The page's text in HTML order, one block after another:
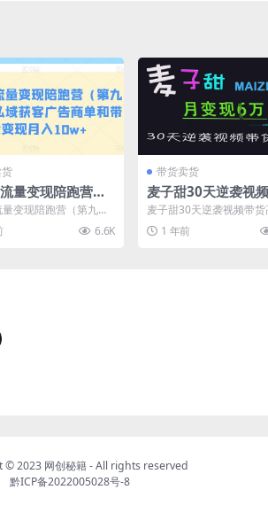
量变现陪跑营
），私域获客广
带货变现月入10
变现陪跑营（第九
获客广告商单和带货
小红书流...
6.6K
带货卖货
麦子甜30天逆袭视
高手，单月变现6W
营
麦子甜30天逆袭视频带
单月变现6W加特训营 项
绍：老项目继续来，麦子
1 年前
© 2023 网创秘籍- All rights reserved
黔ICP备2022005028号-8